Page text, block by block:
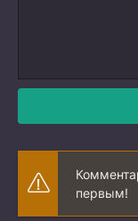
первым!